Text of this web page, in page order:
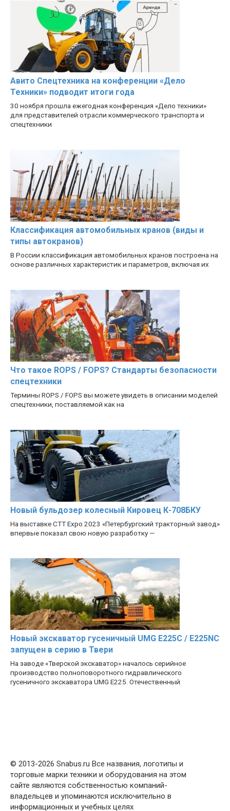
Авито Спецтехника на конференции «Дело
Техники» подводит итоги года
30 ноября прошла ежегодная конференция «Дело техники»
для представителей отрасли коммерческого транспорта и
спецтехники
Классификация автомобильных кранов (виды и
типы автокранов)
В России классификация автомобильных кранов построена на
основе различных характеристик и параметров, включая их
Что такое ROPS / FOPS? Стандарты безопасности
спецтехники
Термины ROPS / FOPS вы можете увидеть в описании моделей
спецтехники, поставляемой как на
Новый бульдозер колесный Кировец К-708БКУ
На выставке CTT Expo 2023 «Петербургский тракторный завод»
впервые показал свою новую разработку —
Новый экскаватор гусеничный UMG E225C / E225NC
запущен в серию в Твери
На заводе «Тверской экскаватор» началось серийное
производство полноповоротного гидравлического
гусеничного экскаватора UMG E225. Отечественный
© 2013-2026 Snabus.ru Все названия, логотипы и
торговые марки техники и оборудования на этом
сайте являются собственностью компаний-
владельцев и упоминаются исключительно в
информационных и учебных целях